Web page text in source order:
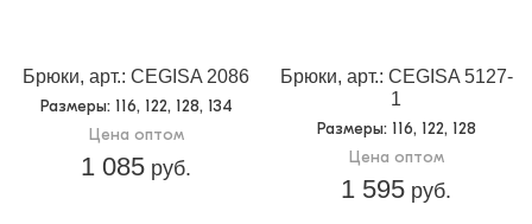
Брюки, арт.: CEGISA 2086
Размеры: 116, 122, 128, 134
Цена оптом
1 085 руб.
Брюки, арт.: CEGISA 5127-
1
Размеры: 116, 122, 128
Цена оптом
1 595 руб.